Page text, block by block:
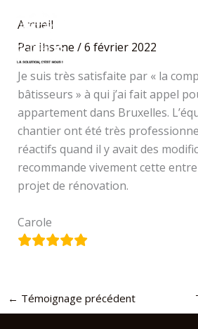
contenu
Accueil
Par Ihsane /6 février 2022
Je suis très satisfaite par « la
bâtisseurs » à qui j’ai fait appel
appartement dans Bruxelles.
chantier ont été très
réactifs quand il y avait des
recommande vivement cette
projet de rénovation.
Carole
← Témoignage précédent